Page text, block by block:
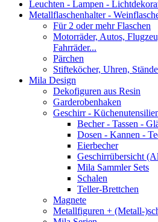
Leuchten - Lampen -
Metallflaschenhalter -
Für 2 oder mehr Flaschen
Motorräder, Autos,
Fahrräder...
Pärchen
Stifteköcher, Uhren,
Mila Design
Dekofiguren aus Resin
Garderobenhaken
Geschirr -
Becher - Tassen -
Dosen - Kannen -
Eierbecher
Geschirrübersicht
Mila Sammler Sets
Schalen
Teller-Brettchen
Magnete
Metallfiguren + (Metall-